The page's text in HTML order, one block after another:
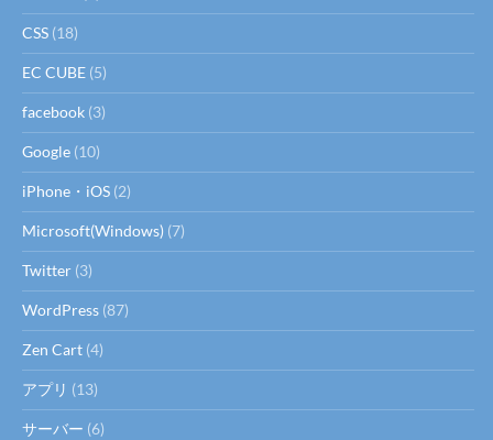
CSS (18)
EC CUBE (5)
facebook (3)
Google (10)
iPhone・iOS (2)
Microsoft(Windows) (7)
Twitter (3)
WordPress (87)
Zen Cart (4)
アプリ (13)
サーバー (6)